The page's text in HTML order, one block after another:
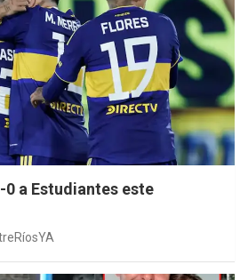
a Estudiantes este